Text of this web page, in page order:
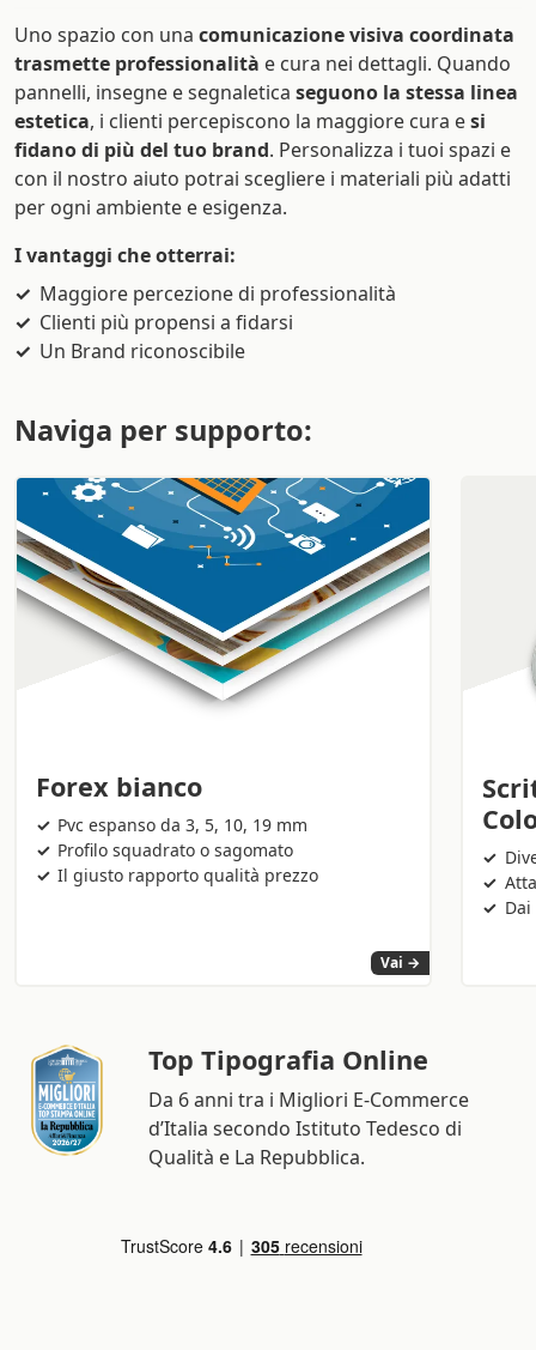
Uno spazio con una comunicazione visiva coordinata
trasmette professionalità e cura nei dettagli. Quando
pannelli, insegne e segnaletica seguono la stessa linea
estetica, i clienti percepiscono la maggiore cura esi
fidano di più del tuo brand. Personalizza i tuoi spazi e
con il nostro aiuto potrai scegliere i materiali più adatti
per ogni ambiente e esigenza.
I vantaggi che otterrai:
Maggiore percezione di professionalità
Clienti più propensi a fidarsi
Un Brand riconoscibile
Naviga per supporto:
Forex bianco
Pvc espanso da 3, 5, 10, 19 mm
Profilo squadrato o sagomato
Il giusto rapporto qualità prezzo
Vai →
Top Tipografia Online
Da 6 anni tra i Migliori E-Commerce
d’Italia secondo Istituto Tedesco di
Qualità e La Repubblica.